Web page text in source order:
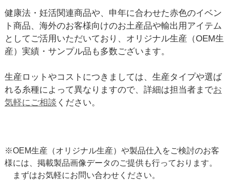
健康法・妊活関連商品や、申年に合わせた赤色のイベン
ト商品、海外のお客様向けのお土産品や輸出用アイテム
としてご活用いただいており、オリジナル生産（OEM生
産）実績・サンプル品も多数ございます。
生産ロットやコストにつきましては、生産タイプや選ば
れる糸種によって異なりますので、詳細は担当者までお
気軽にご相談 ください。
※OEM生産（オリジナル生産）や製品仕入をご検討のお客
様には、掲載製品画像データのご提供も行っております。
まずはお気軽にお問い合わせください。